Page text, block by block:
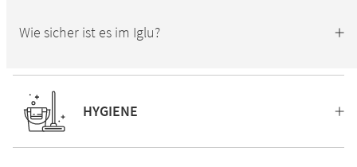
Wie sicher ist es im Iglu?
HYGIENE